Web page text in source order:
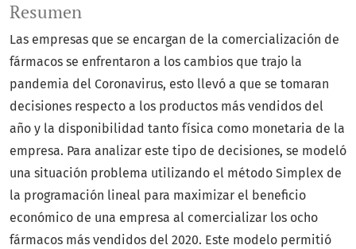
Resumen
Las empresas que se encargan de la comercialización de
fármacos se enfrentaron a los cambios que trajo la
pandemia del Coronavirus, esto llevó a que se tomaran
decisiones respecto a los productos más vendidos del
año y la disponibilidad tanto física como monetaria de la
empresa. Para analizar este tipo de decisiones, se modeló
una situación problema utilizando el método Simplex de
la programación lineal para maximizar el beneficio
económico de una empresa al comercializar los ocho
fármacos más vendidos del 2020. Este modelo permitió